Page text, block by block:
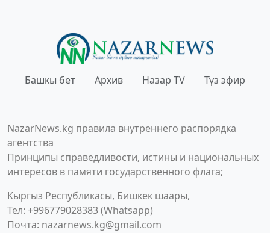
Башкы бет Архив Назар TV Түз эфир
NazarNews.kg правила внутреннего распорядка
агентства
Принципы справедливости, истины и национальных
интересов в памяти государственного флага;
Кыргыз Республикасы, Бишкек шаары,
Тел: +996779028383 (Whatsapp)
Почта: nazarnews.kg@gmail.com